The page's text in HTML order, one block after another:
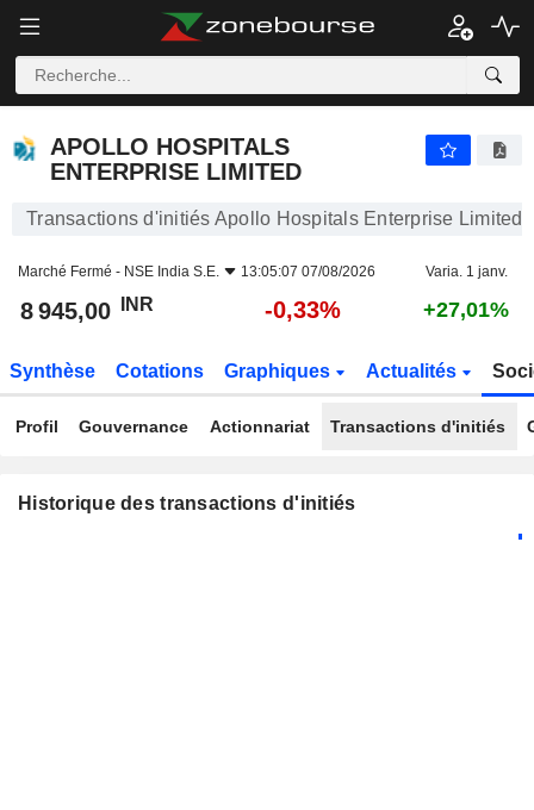
APOLLO HOSPITALS ENTERPRISE LIMITED
APOLLO HOSPITALS
ENTERPRISE LIMITED
Transactions d'initiés Apollo Hospitals Enterprise Limited
Marché Fermé - NSE India S.E. 13:05:07 07/08/2026 Varia. 1 janv.
8 945,00 INR -0,33% +27,01%
Synthèse Cotations Graphiques Actualités
Profil Gouvernance Actionnariat Transactions d'initiés
Historique des transactions d'initiés